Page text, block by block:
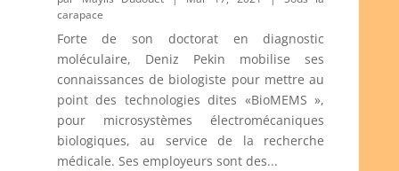
carapace
Forte de son doctorat en diagnostic
moléculaire, Deniz Pekin mobilise ses
connaissances de biologiste pour mettre au
point des technologies dites «BioMEMS »,
pour microsystèmes électromécaniques
biologiques, au service de la recherche
médicale. Ses employeurs sont des...